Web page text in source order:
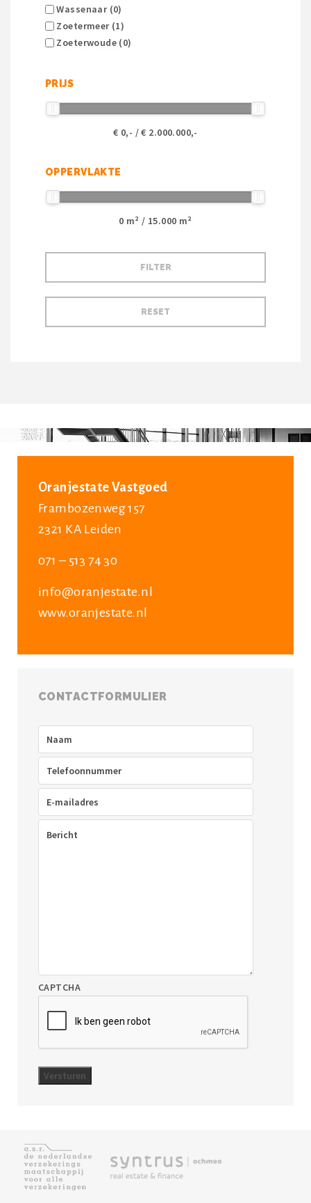
Wassenaar (0)
Zoetermeer (1)
Zoeterwoude (0)
PRIJS
€ 0,- / € 2.000.000,-
OPPERVLAKTE
0 m² / 15.000 m²
Oranjestate Vastgoed
Frambozenweg 157
2321 KA Leiden
071 – 513 74 30
info@oranjestate.nl
www.oranjestate.nl
CONTACTFORMULIER
Telefoon
mailadres(Vereist)
CAPTCHA